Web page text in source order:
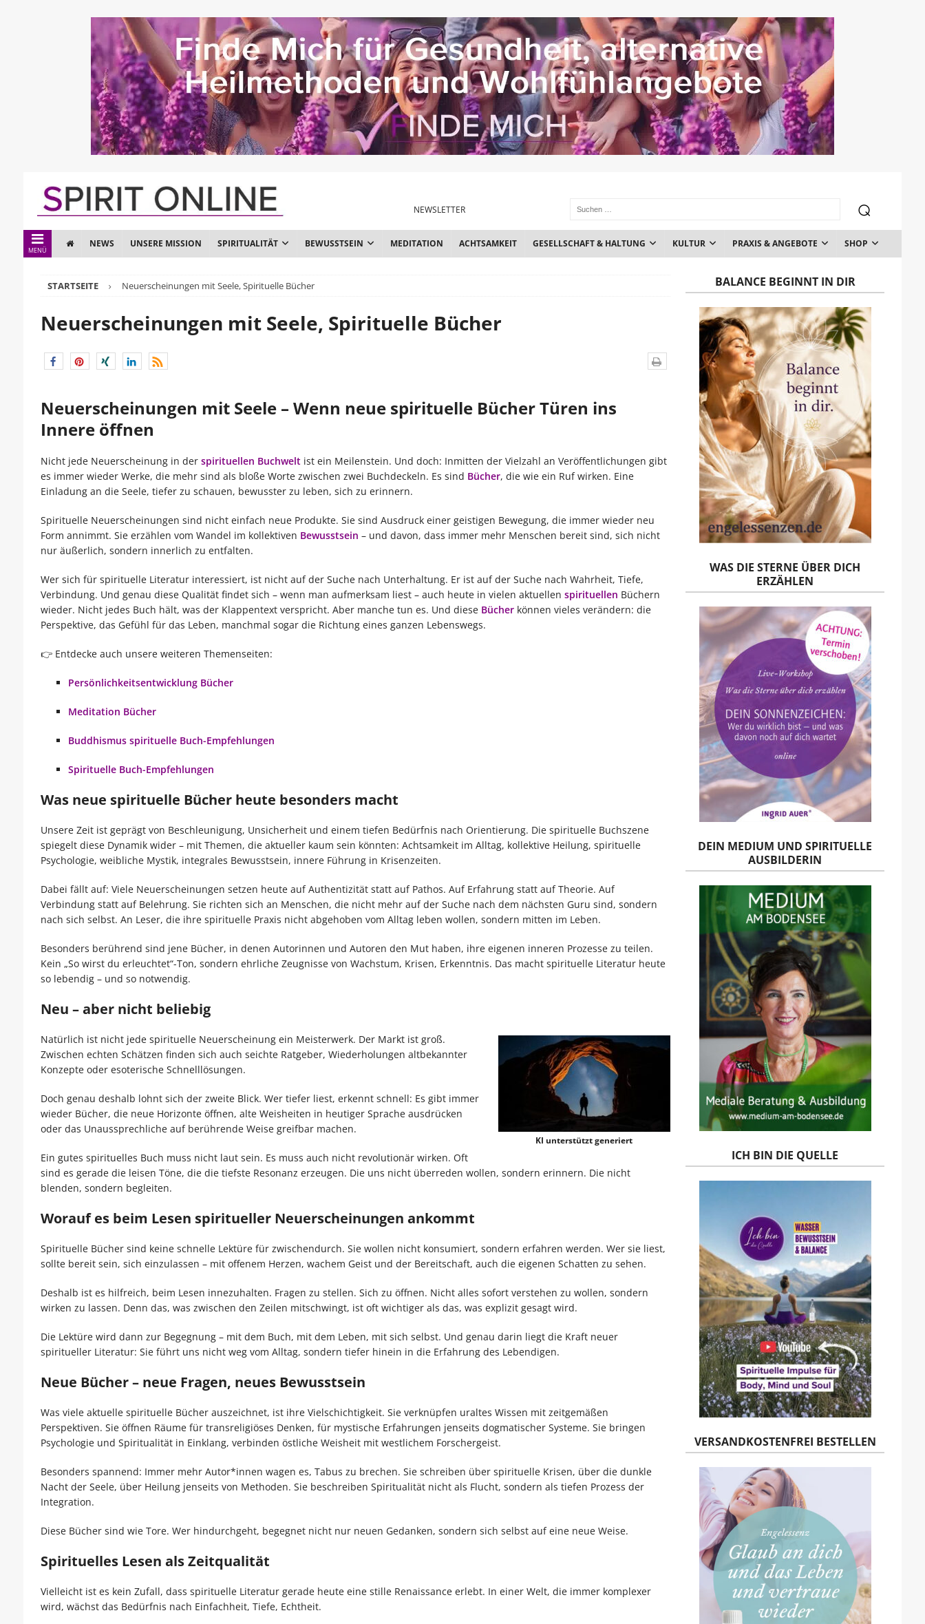
NEWSLETTER
MENÜ
NEWS UNSERE MISSION SPIRITUALITÄT BEWUSSTSEIN MEDITATION ACHTSAMKEIT GESELLSCHAFT & HALTUNG KULTUR PRAXIS & ANGEBOTE SHOP
STARTSEITE Neuerscheinungen mit Seele, Spirituelle Bücher
Neuerscheinungen mit Seele, Spirituelle Bücher
Neuerscheinungen mit Seele – Wenn neue spirituelle Bücher Türen ins
Innere öffnen
Nicht jede Neuerscheinung in der spirituellen Buchweltist ein Meilenstein. Und doch: Inmitten der Vielzahl an Veröffentlichungen gibt
es immer wieder Werke, die mehr sind als bloße Worte zwischen zwei Buchdeckeln. Es sind Bücher, die wie ein Ruf wirken. Eine
Einladung an die Seele, tiefer zu schauen, bewusster zu leben, sich zu erinnern.
Spirituelle Neuerscheinungen sind nicht einfach neue Produkte. Sie sind Ausdruck einer geistigen Bewegung, die immer wieder neu
Form annimmt. Sie erzählen vom Wandel im kollektiven Bewusstsein – und davon, dass immer mehr Menschen bereit sind, sich nicht
nur äußerlich, sondern innerlich zu entfalten.
Wer sich für spirituelle Literatur interessiert, ist nicht auf der Suche nach Unterhaltung. Er ist auf der Suche nach Wahrheit, Tiefe,
Verbindung. Und genau diese Qualität findet sich – wenn man aufmerksam liest – auch heute in vielen aktuellen spirituellen Büchern
wieder. Nicht jedes Buch hält, was der Klappentext verspricht. Aber manche tun es. Und diese Bücherkönnen vieles verändern: die
Perspektive, das Gefühl für das Leben, manchmal sogar die Richtung eines ganzen Lebenswegs.
👉 Entdecke auch unsere weiteren Themenseiten:
Persönlichkeitsentwicklung Bücher
Meditation Bücher
Buddhismus spirituelle Buch-Empfehlungen
Spirituelle Buch-Empfehlungen
Was neue spirituelle Bücher heute besonders macht
Unsere Zeit ist geprägt von Beschleunigung, Unsicherheit und einem tiefen Bedürfnis nach Orientierung. Die spirituelle Buchszene
spiegelt diese Dynamik wider – mit Themen, die aktueller kaum sein könnten: Achtsamkeit im Alltag, kollektive Heilung, spirituelle
Psychologie, weibliche Mystik, integrales Bewusstsein, innere Führung in Krisenzeiten.
Dabei fällt auf: Viele Neuerscheinungen setzen heute auf Authentizität statt auf Pathos. Auf Erfahrung statt auf Theorie. Auf
Verbindung statt auf Belehrung. Sie richten sich an Menschen, die nicht mehr auf der Suche nach dem nächsten Guru sind, sondern
nach sich selbst. An Leser, die ihre spirituelle Praxis nicht abgehoben vom Alltag leben wollen, sondern mitten im Leben.
Besonders berührend sind jene Bücher, in denen Autorinnen und Autoren den Mut haben, ihre eigenen inneren Prozesse zu teilen.
Kein „So wirst du erleuchtet“-Ton, sondern ehrliche Zeugnisse von Wachstum, Krisen, Erkenntnis. Das macht spirituelle Literatur heute
so lebendig – und so notwendig.
Neu – aber nicht beliebig
KI unterstützt generiert
Natürlich ist nicht jede spirituelle Neuerscheinung ein Meisterwerk. Der Markt ist groß.
Zwischen echten Schätzen finden sich auch seichte Ratgeber, Wiederholungen altbekannter
Konzepte oder esoterische Schnelllösungen.
Doch genau deshalb lohnt sich der zweite Blick. Wer tiefer liest, erkennt schnell: Es gibt immer
wieder Bücher, die neue Horizonte öffnen, alte Weisheiten in heutiger Sprache ausdrücken
oder das Unaussprechliche auf berührende Weise greifbar machen.
Ein gutes spirituelles Buch muss nicht laut sein. Es muss auch nicht revolutionär wirken. Oft
sind es gerade die leisen Töne, die die tiefste Resonanz erzeugen. Die uns nicht überreden wollen, sondern erinnern. Die nicht
blenden, sondern begleiten.
Worauf es beim Lesen spiritueller Neuerscheinungen ankommt
Spirituelle Bücher sind keine schnelle Lektüre für zwischendurch. Sie wollen nicht konsumiert, sondern erfahren werden. Wer sie liest,
sollte bereit sein, sich einzulassen – mit offenem Herzen, wachem Geist und der Bereitschaft, auch die eigenen Schatten zu sehen.
Deshalb ist es hilfreich, beim Lesen innezuhalten. Fragen zu stellen. Sich zu öffnen. Nicht alles sofort verstehen zu wollen, sondern
wirken zu lassen. Denn das, was zwischen den Zeilen mitschwingt, ist oft wichtiger als das, was explizit gesagt wird.
Die Lektüre wird dann zur Begegnung – mit dem Buch, mit dem Leben, mit sich selbst. Und genau darin liegt die Kraft neuer
spiritueller Literatur: Sie führt uns nicht weg vom Alltag, sondern tiefer hinein in die Erfahrung des Lebendigen.
Neue Bücher – neue Fragen, neues Bewusstsein
Was viele aktuelle spirituelle Bücher auszeichnet, ist ihre Vielschichtigkeit. Sie verknüpfen uraltes Wissen mit zeitgemäßen
Perspektiven. Sie öffnen Räume für transreligiöses Denken, für mystische Erfahrungen jenseits dogmatischer Systeme. Sie bringen
Psychologie und Spiritualität in Einklang, verbinden östliche Weisheit mit westlichem Forschergeist.
Besonders spannend: Immer mehr Autor*innen wagen es, Tabus zu brechen. Sie schreiben über spirituelle Krisen, über die dunkle
Nacht der Seele, über Heilung jenseits von Methoden. Sie beschreiben Spiritualität nicht als Flucht, sondern als tiefen Prozess der
Integration.
Diese Bücher sind wie Tore. Wer hindurchgeht, begegnet nicht nur neuen Gedanken, sondern sich selbst auf eine neue Weise.
Spirituelles Lesen als Zeitqualität
Vielleicht ist es kein Zufall, dass spirituelle Literatur gerade heute eine stille Renaissance erlebt. In einer Welt, die immer komplexer
wird, wächst das Bedürfnis nach Einfachheit, Tiefe, Echtheit.
BALANCE BEGINNT IN DIR
WAS DIE STERNE ÜBER DICH
ERZÄHLEN
DEIN MEDIUM UND SPIRITUELLE
AUSBILDERIN
ICH BIN DIE QUELLE
VERSANDKOSTENFREI BESTELLEN